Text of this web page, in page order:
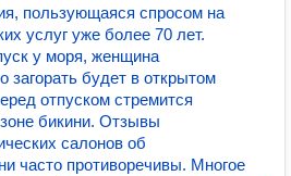
пользующаяся спросом на
услуг уже более 70 лет.
у моря, женщина
загорать будет в открытом
отпуском стремится
бикини. Отзывы
салонов об
часто противоречивы. Многое